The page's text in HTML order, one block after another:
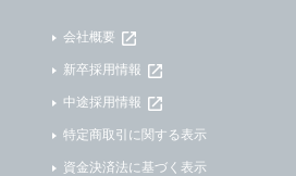
きない方法による個人情報の取得
会社概要
新卒採用情報
中途採用情報
特定商取引に関する表示
資金決済法に基づく表示